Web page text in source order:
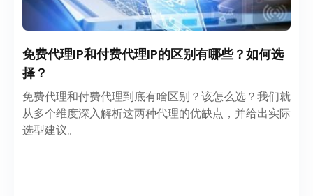
免费代理IP和付费代理IP的区别有哪些？如何选
择？
免费代理和付费代理到底有啥区别？该怎么选？我们就
从多个维度深入解析这两种代理的优缺点，并给出实际
选型建议。